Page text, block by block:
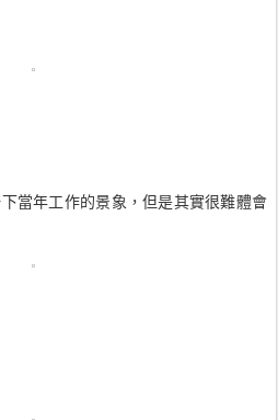
當年工作的景象，但是其實很難體會